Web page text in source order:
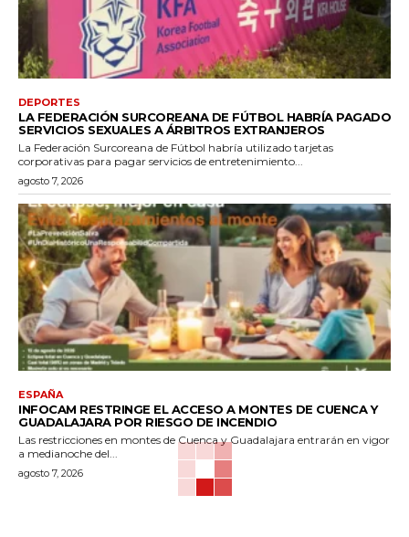
DEPORTES
LA FEDERACIÓN SURCOREANA DE FÚTBOL HABRÍA PAGADO
SERVICIOS SEXUALES A ÁRBITROS EXTRANJEROS
La Federación Surcoreana de Fútbol habría utilizado tarjetas
corporativas para pagar servicios de entretenimiento...
agosto 7, 2026
ESPAÑA
INFOCAM RESTRINGE EL ACCESO A MONTES DE CUENCA Y
GUADALAJARA POR RIESGO DE INCENDIO
Las restricciones en montes de Cuenca y Guadalajara entrarán en vigor
a medianoche del...
agosto 7, 2026